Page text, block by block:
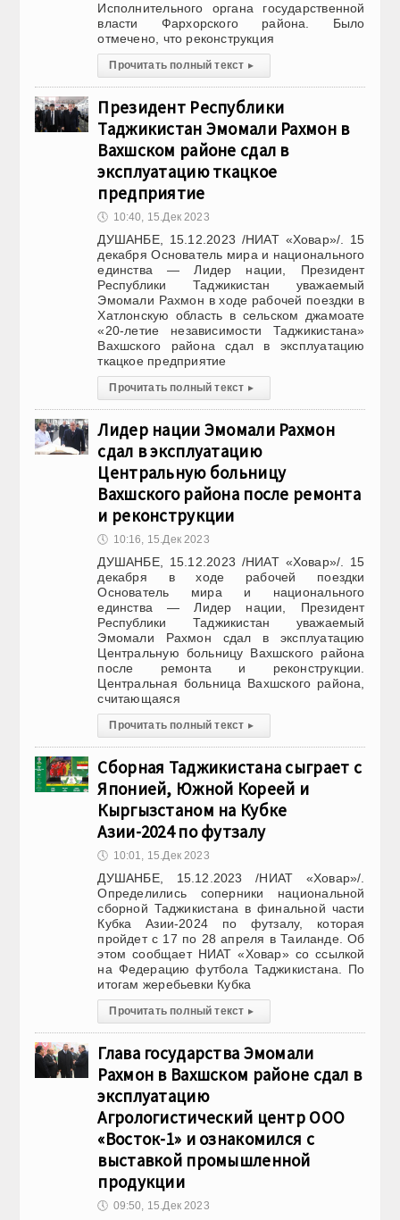
Исполнительного органа государственной
власти Фархорского района. Было
отмечено, что реконструкция
Прочитать полный текст ▸
Президент Республики
Таджикистан Эмомали Рахмон в
Вахшском районе сдал в
эксплуатацию ткацкое
предприятие
🕔 10:40, 15.Дек 2023
ДУШАНБЕ, 15.12.2023 /НИАТ «Ховар»/. 15
декабря Основатель мира и национального
единства — Лидер нации, Президент
Республики Таджикистан уважаемый
Эмомали Рахмон в ходе рабочей поездки в
Хатлонскую область в сельском джамоате
«20-летие независимости Таджикистана»
Вахшского района сдал в эксплуатацию
ткацкое предприятие
Прочитать полный текст ▸
Лидер нации Эмомали Рахмон
сдал в эксплуатацию
Центральную больницу
Вахшского района после ремонта
и реконструкции
🕔 10:16, 15.Дек 2023
ДУШАНБЕ, 15.12.2023 /НИАТ «Ховар»/. 15
декабря в ходе рабочей поездки
Основатель мира и национального
единства — Лидер нации, Президент
Республики Таджикистан уважаемый
Эмомали Рахмон сдал в эксплуатацию
Центральную больницу Вахшского района
после ремонта и реконструкции.
Центральная больница Вахшского района,
считающаяся
Прочитать полный текст ▸
Сборная Таджикистана сыграет с
Японией, Южной Кореей и
Кыргызстаном на Кубке
Азии-2024 по футзалу
🕔 10:01, 15.Дек 2023
ДУШАНБЕ, 15.12.2023 /НИАТ «Ховар»/.
Определились соперники национальной
сборной Таджикистана в финальной части
Кубка Азии-2024 по футзалу, которая
пройдет с 17 по 28 апреля в Таиланде. Об
этом сообщает НИАТ «Ховар» со ссылкой
на Федерацию футбола Таджикистана. По
итогам жеребьевки Кубка
Прочитать полный текст ▸
Глава государства Эмомали
Рахмон в Вахшском районе сдал в
эксплуатацию
Агрологистический центр ООО
«Восток-1» и ознакомился с
выставкой промышленной
продукции
🕔 09:50, 15.Дек 2023